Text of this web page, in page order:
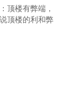
差等方面的原
顶楼有弊端，
顶楼的利和弊
要求和状况在